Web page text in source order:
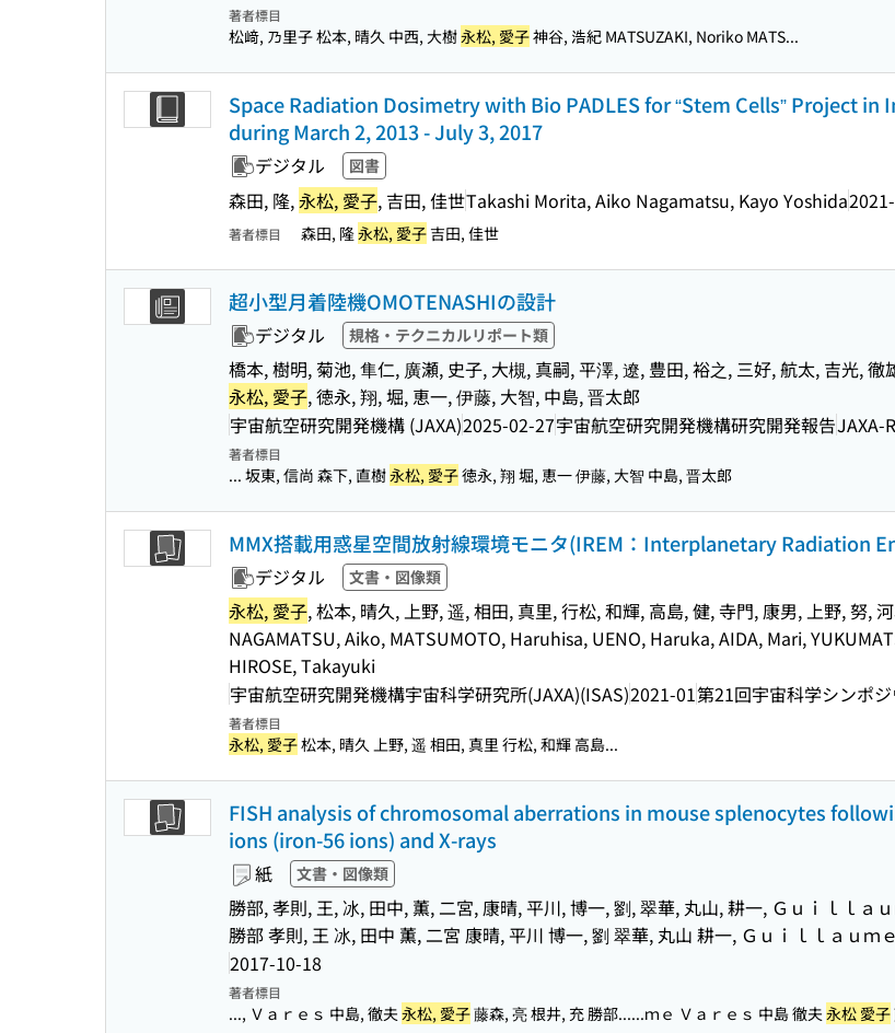
著者標目
松﨑, 乃里子 松本, 晴久 中西, 大樹永松, 愛子神谷, 浩紀 MATSUZAKI, Noriko MATS...
Space Radiation Dosimetry with Bio PADLES for “Stem Cells” Project
during March 2, 2013 - July 3, 2017
デジタル 図書
森田, 隆,永松, 愛子, 吉田, 佳世Takashi Morita, Aiko Nagamatsu, Kayo Yoshida
著者標目 森田, 隆永松, 愛子吉田, 佳世
超小型月着陸機OMOTENASHIの設計
デジタル 規格・テクニカルリポート類
橋本, 樹明, 菊池, 隼仁, 廣瀬, 史子, 大槻, 真嗣, 平澤, 遼, 豊田, 裕之, 三好, 航太, 吉光,
永松, 愛子, 徳永, 翔, 堀, 恵一, 伊藤, 大智, 中島, 晋太郎
宇宙航空研究開発機構 (JAXA)2025-02-27宇宙航空研究開発機構研究開発報告JAXA-
著者標目
... 坂東, 信尚 森下, 直樹永松, 愛子徳永, 翔 堀, 恵一 伊藤, 大智 中島, 晋太郎
MMX搭載用惑星空間放射線環境モニタ(IREM：Interplanetary Radiation
デジタル 文書・図像類
永松, 愛子, 松本, 晴久, 上野, 遥, 相田, 真里, 行松, 和輝, 高島, 健, 寺門, 康男, 上野, 努,
NAGAMATSU, Aiko, MATSUMOTO, Haruhisa, UENO, Haruka, AIDA, Mari,
HIROSE, Takayuki
宇宙航空研究開発機構宇宙科学研究所(JAXA)(ISAS)2021-01第21回宇宙科学シンポ
著者標目
永松, 愛子松本, 晴久 上野, 遥 相田, 真里 行松, 和輝 高島...
FISH analysis of chromosomal aberrations in mouse splenocytes
ions (iron-56 ions) and X-rays
紙 文書・図像類
勝部, 孝則, 王, 冰, 田中, 薫, 二宮, 康晴, 平川, 博一, 劉, 翠華, 丸山, 耕一, Ｇｕｉｌｌａ
勝部 孝則, 王 冰, 田中 薫, 二宮 康晴, 平川 博一, 劉 翠華, 丸山 耕一, Ｇｕｉｌｌａｕｍ
2017-10-18
著者標目
..., Ｖａｒｅｓ 中島, 徹夫 永松, 愛子藤森, 亮 根井, 充 勝部......ｍｅ Ｖａｒｅｓ 中島 徹夫 永松 愛子